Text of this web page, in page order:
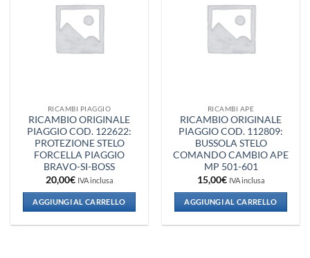
RICAMBI PIAGGIO
RICAMBIO ORIGINALE
PIAGGIO COD. 122622:
PROTEZIONE STELO
FORCELLA PIAGGIO
BRAVO-SI-BOSS
20,00€ IVA inclusa
AGGIUNGI AL CARRELLO
RICAMBI APE
RICAMBIO ORIGINALE
PIAGGIO COD. 112809:
BUSSOLA STELO
COMANDO CAMBIO APE
MP 501-601
15,00€ IVA inclusa
AGGIUNGI AL CARRELLO